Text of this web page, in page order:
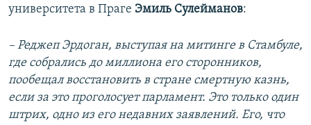
университета в Праге Эмиль Сулейманов:
– Реджеп Эрдоган, выступая на митинге в Стамбуле,
где собрались до миллиона его сторонников,
пообещал восстановить в стране смертную казнь,
если за это проголосует парламент. Это только один
штрих, одно из его недавних заявлений. Его, что